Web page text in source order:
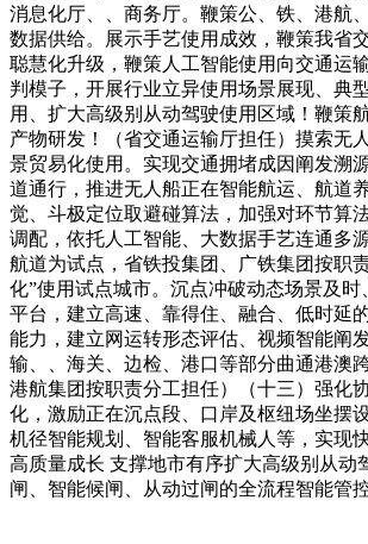
消息化厅、、商务厅。鞭策公、铁、港航
数据供给。展示手艺使用成效，鞭策我省
聪慧化升级，鞭策人工智能使用向交通运
判模子，开展行业立异使用场景展现、典
用、扩大高级别从动驾驶使用区域！鞭策
产物研发！（省交通运输厅担任）摸索无
景贸易化使用。实现交通拥堵成因阐发溯
道通行，推进无人船正在智能航运、航道
觉、斗极定位取避碰算法，加强对环节算
调配，依托人工智能、大数据手艺连通多
航道为试点，省铁投集团、广铁集团按职
化”使用试点城市。沉点冲破动态场景及
平台，建立高速、靠得住、融合、低时延
能力，建立网运转形态评估、视频智能阐
输、、海关、边检、港口等部分曲通港澳
港航集团按职责分工担任）（十三）强化
化，激励正在沉点段、口岸及枢纽场坐摆
机径智能规划、智能客服机械人等，实现
高质量成长 支撑地市有序扩大高级别从
闸、智能候闸、从动过闸的全流程智能管控